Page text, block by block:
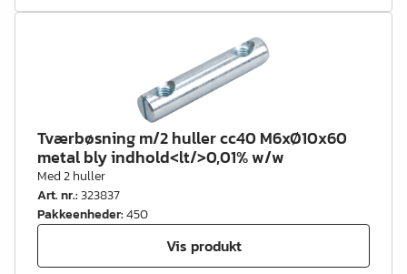
Tværbøsning m/2 huller cc40 M6xØ10x60
metal bly indhold<lt/>0,01% w/w
Med 2 huller
Art. nr.:323837
Pakkeenheder:450
Vis produkt